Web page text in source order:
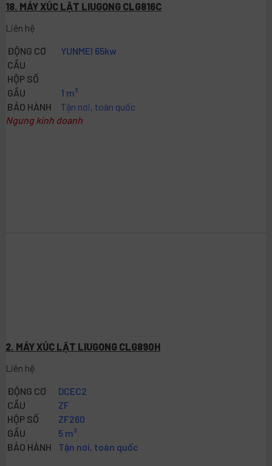
18. MÁY XÚC LẬT LIUGONG CLG816C
Liên hệ
ĐỘNG CƠ
YUNMEI 65kw
CẦU
HỘP SỐ
GẦU
1 m³
BẢO HÀNH
Tận nơi, toàn quốc
Ngưng kinh doanh
2. MÁY XÚC LẬT LIUGONG CLG890H
Liên hệ
ĐỘNG CƠ
DCEC2
CẦU
ZF
HỘP SỐ
ZF260
GẦU
5 m³
BẢO HÀNH
Tận nơi, toàn quốc